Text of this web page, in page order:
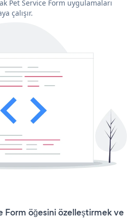
Pet Service Form uygulamaları
çalışır.
Form öğesini özelleştirmek ve